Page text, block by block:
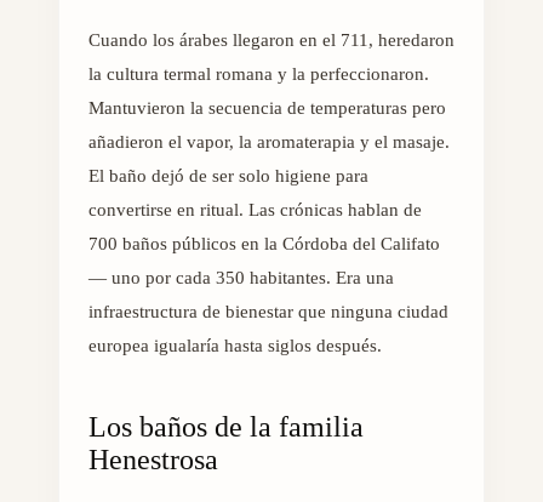
Cuando los árabes llegaron en el 711, heredaron
la cultura termal romana y la perfeccionaron.
Mantuvieron la secuencia de temperaturas pero
añadieron el vapor, la aromaterapia y el masaje.
El baño dejó de ser solo higiene para
convertirse en ritual. Las crónicas hablan de
700 baños públicos en la Córdoba del Califato
— uno por cada 350 habitantes. Era una
infraestructura de bienestar que ninguna ciudad
europea igualaría hasta siglos después.
Los baños de la familia
Henestrosa